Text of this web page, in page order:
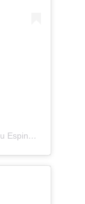
Una publicación compartida por Manu Espinosa Nevraumont (@manumanuti)